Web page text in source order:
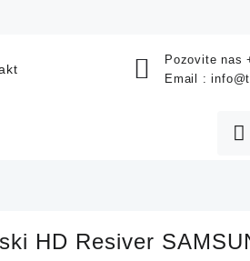
Pozovite nas
Email :
HD Resiver